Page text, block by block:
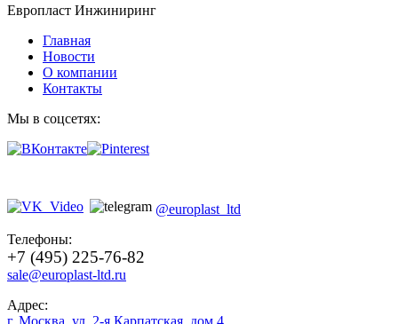
Европласт Инжиниринг
Главная
Новости
О компании
Контакты
Мы в соцсетях:
@europlast_ltd
Телефоны:
+7 (495) 225-76-82
sale@europlast-ltd.ru
Адрес:
г. Москва ул. 2-я Карпатская, дом 4